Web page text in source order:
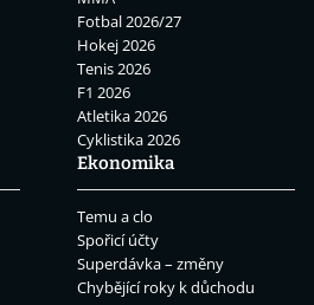
Fotbal 2026/27
Hokej 2026
Tenis 2026
F1 2026
Atletika 2026
Cyklistika 2026
Ekonomika
Temu a clo
Spořicí účty
Superdávka – změny
Chybějící roky k důchodu